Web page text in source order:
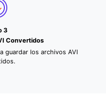
3
Convertidos
guardar los archivos AVI